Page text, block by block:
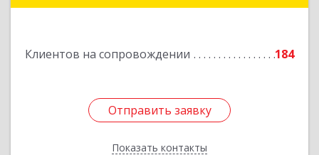
Клиентов на сопровождении 184
Отправить заявку
Показать контакты
Отправить заявку
Назад